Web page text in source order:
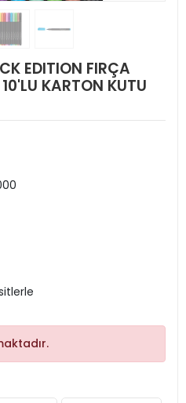
EDITION FIRÇA
KARTON KUTU